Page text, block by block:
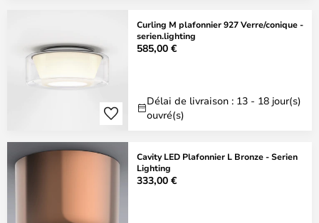
Curling M plafonnier 927 Verre/conique -
serien.lighting
585,00 €
Délai de livraison : 13 - 18 jour(s)
ouvré(s)
Cavity LED Plafonnier L Bronze - Serien
Lighting
333,00 €